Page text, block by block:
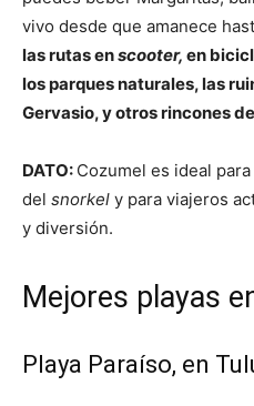
vivo desde que amanece
las rutas enscooter, en
los parques naturales, las
Gervasio, y otros rincones
DATO: Cozumel es ideal
del snorkel y para viajeros
y diversión.
Mejores playas
Playa Paraíso, en